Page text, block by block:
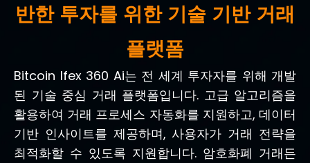
반한 투자를 위한 기술 기반 거래
플랫폼
Bitcoin Ifex 360 Ai는 전 세계 투자자를 위해 개발
된 기술 중심 거래 플랫폼입니다. 고급 알고리즘을
활용하여 거래 프로세스 자동화를 지원하고, 데이터
기반 인사이트를 제공하며, 사용자가 거래 전략을
최적화할 수 있도록 지원합니다. 암호화폐 거래든